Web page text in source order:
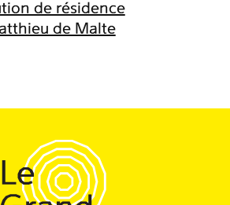
de résidence
de Malte